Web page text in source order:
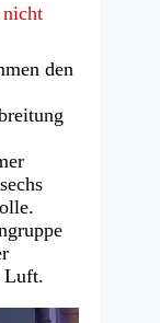
nicht
den
Luft.